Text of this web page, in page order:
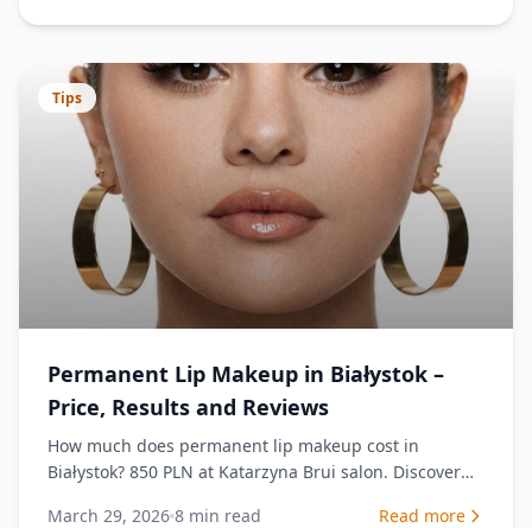
Tips
Permanent Lip Makeup in Białystok –
Price, Results and Reviews
How much does permanent lip makeup cost in
Białystok? 850 PLN at Katarzyna Brui salon. Discover
March 29, 2026 8 min read Read more